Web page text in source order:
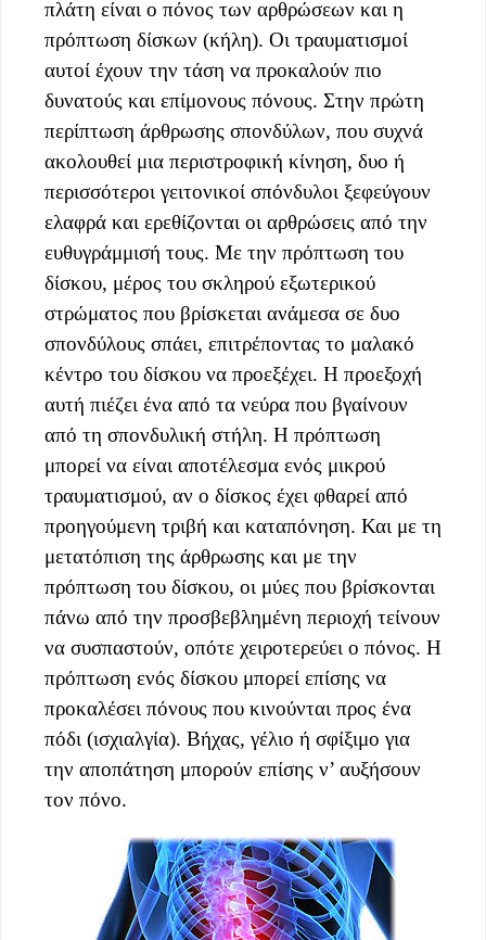
πλάτη είναι ο πόνος των αρθρώσεων και η
πρόπτωση δίσκων (κήλη). Οι τραυματισμοί
αυτοί έχουν την τάση να προκαλούν πιο
δυνατούς και επίμονους πόνους. Στην πρώτη
περίπτωση άρθρωσης σπονδύλων, που συχνά
ακολουθεί μια περιστροφική κίνηση, δυο ή
περισσότεροι γειτονικοί σπόνδυλοι ξεφεύγουν
ελαφρά και ερεθίζονται οι αρθρώσεις από την
ευθυγράμμισή τους. Με την πρόπτωση του
δίσκου, μέρος του σκληρού εξωτερικού
στρώματος που βρίσκεται ανάμεσα σε δυο
σπονδύλους σπάει, επιτρέποντας το μαλακό
κέντρο του δίσκου να προεξέχει. Η προεξοχή
αυτή πιέζει ένα από τα νεύρα που βγαίνουν
από τη σπονδυλική στήλη. Η πρόπτωση
μπορεί να είναι αποτέλεσμα ενός μικρού
τραυματισμού, αν ο δίσκος έχει φθαρεί από
προηγούμενη τριβή και καταπόνηση. Και με τη
μετατόπιση της άρθρωσης και με την
πρόπτωση του δίσκου, οι μύες που βρίσκονται
πάνω από την προσβεβλημένη περιοχή τείνουν
να συσπαστούν, οπότε χειροτερεύει ο πόνος. Η
πρόπτωση ενός δίσκου μπορεί επίσης να
προκαλέσει πόνους που κινούνται προς ένα
πόδι (ισχιαλγία). Βήχας, γέλιο ή σφίξιμο για
την αποπάτηση μπορούν επίσης ν’ αυξήσουν
τον πόνο.